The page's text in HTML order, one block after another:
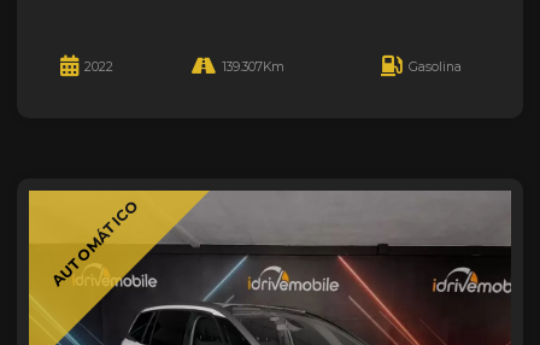
2022 139.307Km Gasolina
AUTOMÁTICO